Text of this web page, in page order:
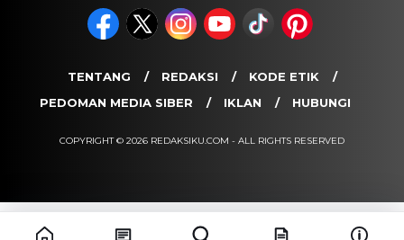
Kamis, 6 Agu 2026 - 15:09 WIB
POPULER
Sosok Ini Bongkar Siapa Sebenarnya Dalang Demo 25
Agustus yang Berakhir Ricuh: Bukan Intervensi Asing